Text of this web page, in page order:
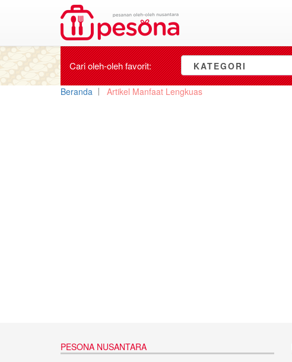
Cari oleh-olehfavorit: KATEGORI
Beranda Artikel Manfaat Lengkuas
PESONA NUSANTARA